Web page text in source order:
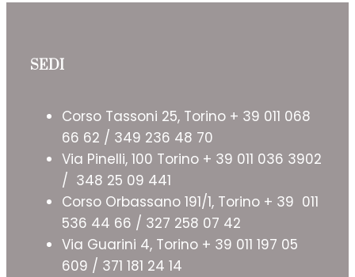
SEDI
Corso Tassoni 25, Torino + 39 011 068
66 62 / 349 236 48 70
Via Pinelli, 100 Torino + 39 011 036 3902
/ 348 25 09 441
Corso Orbassano 191/1, Torino + 39 011
536 44 66 / 327 258 07 42
Via Guarini 4, Torino + 39 011 197 05
609 / 371 181 24 14